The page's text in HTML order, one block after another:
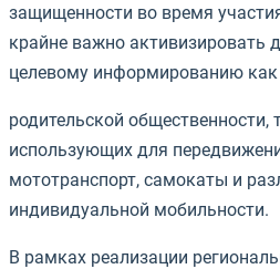
защищенности во время
крайне важно активизировать
целевому информированию как
родительской общественности,
использующих для
мототранспорт, самокаты и
индивидуальной мобильности.
В рамках реализации